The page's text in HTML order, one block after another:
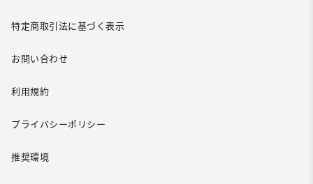
特定商取引法に基づく表示
お問い合わせ
利用規約
プライバシーポリシー
推奨環境